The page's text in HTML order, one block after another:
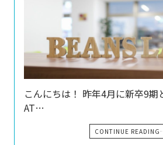
こんにちは！ 昨年4月に新卒9期
AT…
CONTINUE